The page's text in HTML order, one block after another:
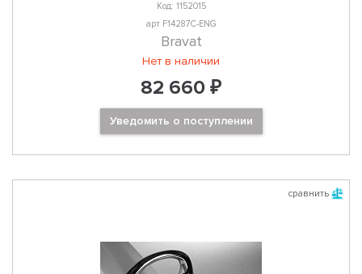
Код: 1152015
арт F14287C-ENG
Bravat
Нет в наличии
82 660 ₽
Уведомить о поступлении
сравнить